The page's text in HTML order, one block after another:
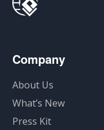
Company
About Us
What’s New
Press Kit